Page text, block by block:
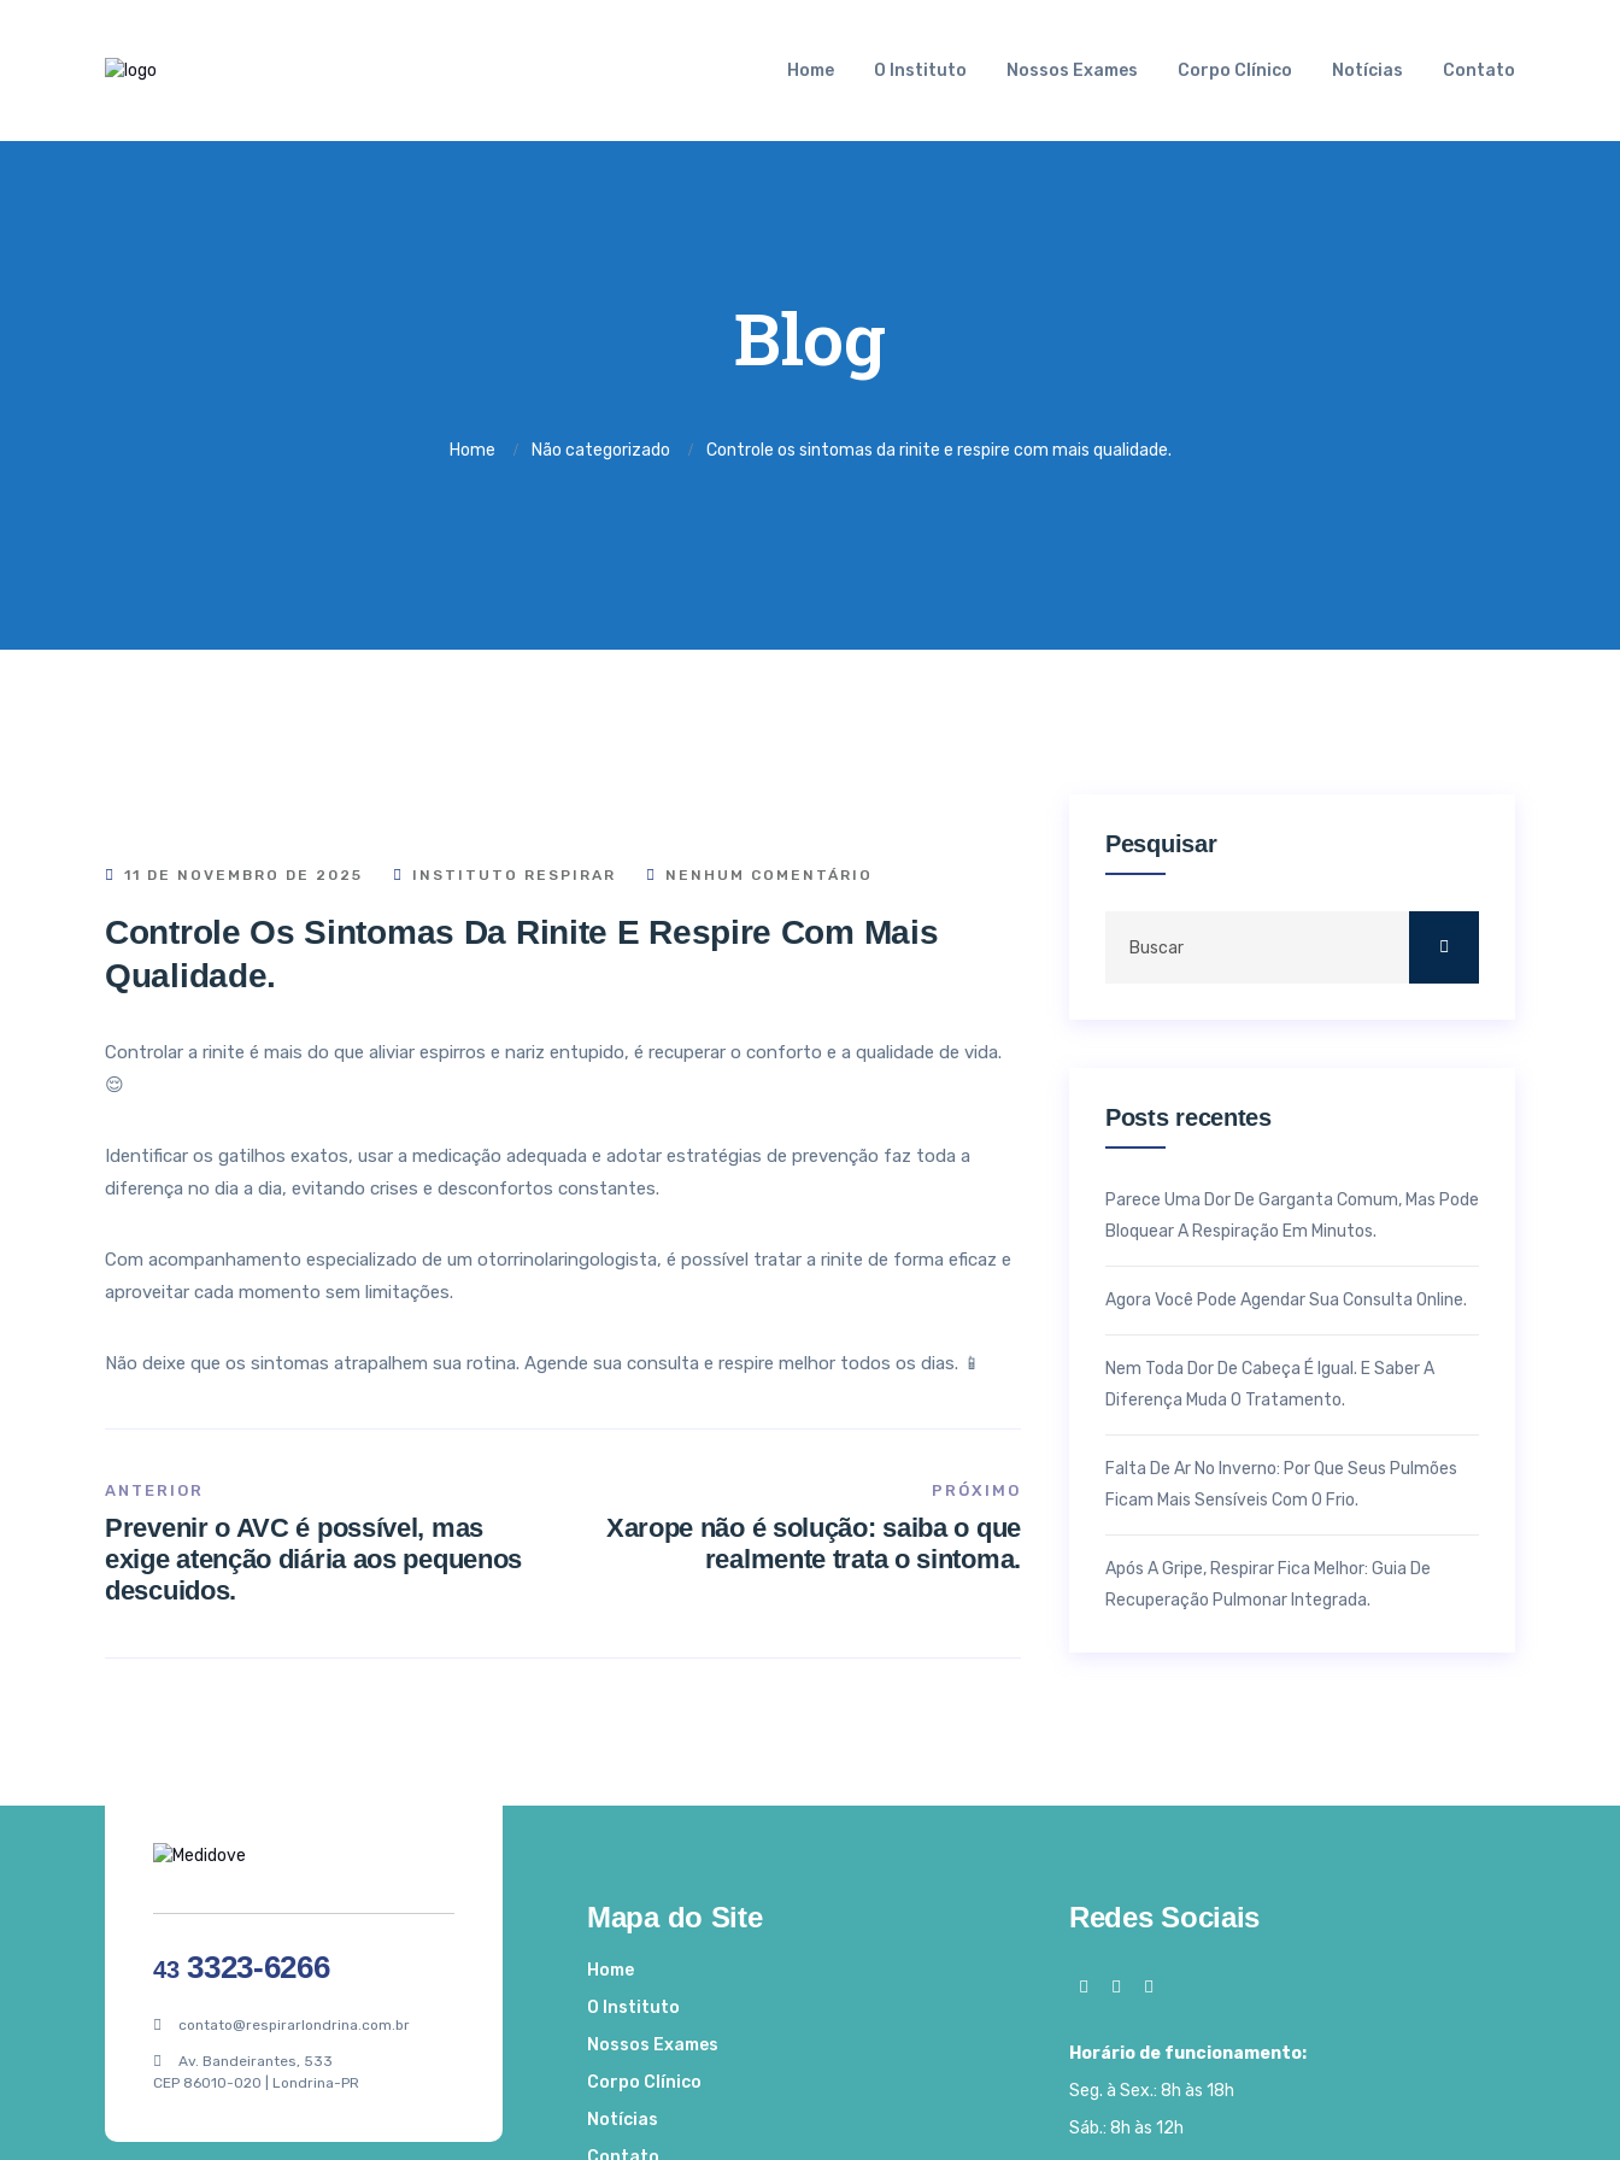
Home O Instituto Nossos Exames Corpo Clínico Notícias Contato
Blog
Home Não categorizado Controle os sintomas da rinite e respire com mais qualidade.
11 DE NOVEMBRO DE 2025 INSTITUTO RESPIRAR NENHUM COMENTÁRIO
Controle Os Sintomas Da Rinite E Respire Com Mais
Qualidade.
Controlar a rinite é mais do que aliviar espirros e nariz entupido, é recuperar o conforto e a qualidade de vida.
😌
Identificar os gatilhos exatos, usar a medicação adequada e adotar estratégias de prevenção faz toda a
diferença no dia a dia, evitando crises e desconfortos constantes.
Com acompanhamento especializado de um otorrinolaringologista, é possível tratar a rinite de forma eficaz e
aproveitar cada momento sem limitações.
Não deixe que os sintomas atrapalhem sua rotina. Agende sua consulta e respire melhor todos os dias. 📱
ANTERIOR
Prevenir o AVC é possível, mas
exige atenção diária aos pequenos
descuidos.
PRÓXIMO
Xarope não é solução: saiba o que
realmente trata o sintoma.
Pesquisar
Posts recentes
Parece Uma Dor De Garganta Comum, Mas Pode
Bloquear A Respiração Em Minutos.
Agora Você Pode Agendar Sua Consulta Online.
Nem Toda Dor De Cabeça É Igual. E Saber A
Diferença Muda O Tratamento.
Falta De Ar No Inverno: Por Que Seus Pulmões
Ficam Mais Sensíveis Com O Frio.
Após A Gripe, Respirar Fica Melhor: Guia De
Recuperação Pulmonar Integrada.
433323-6266
contato@respirarlondrina.com.br
Av. Bandeirantes, 533
CEP 86010-020 | Londrina-PR
Mapa do Site
Home
O Instituto
Nossos Exames
Corpo Clínico
Notícias
Redes Sociais
Horário de funcionamento:
Seg. à Sex.: 8h às 18h
Sáb.: 8h às 12h